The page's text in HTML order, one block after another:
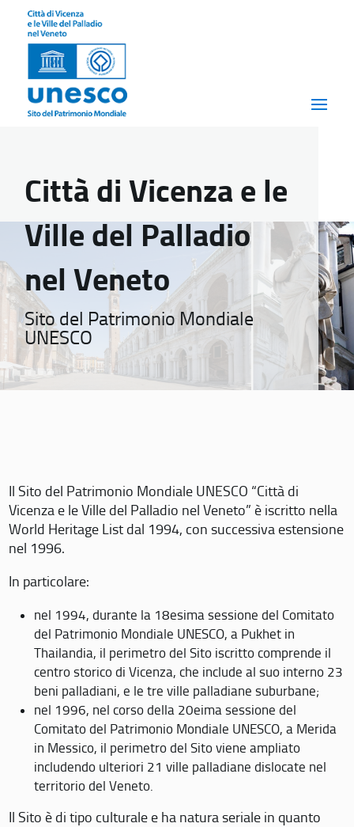
Città di Vicenza e le
Ville del Palladio
nel Veneto
Sito del Patrimonio Mondiale
UNESCO
Il Sito del Patrimonio Mondiale UNESCO “Città di
Vicenza e le Ville del Palladio nel Veneto” è iscritto nella
World Heritage List dal 1994, con successiva estensione
nel 1996.
In particolare:
nel 1994, durante la 18esima sessione del Comitato
del Patrimonio Mondiale UNESCO, a Pukhet in
Thailandia, il perimetro del Sito iscritto comprende il
centro storico di Vicenza, che include al suo interno 23
beni palladiani, e le tre ville palladiane suburbane;
nel 1996, nel corso della 20eima sessione del
Comitato del Patrimonio Mondiale UNESCO, a Merida
in Messico, il perimetro del Sito viene ampliato
includendo ulteriori 21 ville palladiane dislocate nel
territorio del Veneto.
Il Sito è di tipo culturale e ha natura seriale in quanto